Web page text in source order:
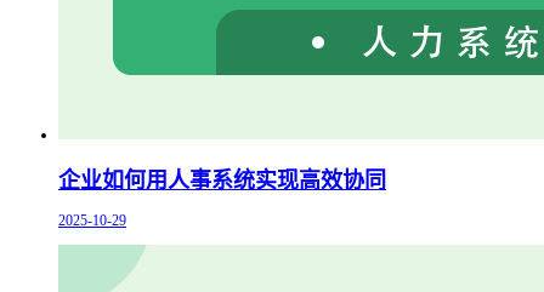
企业如何用人事系统实现高效协同
2025-10-29